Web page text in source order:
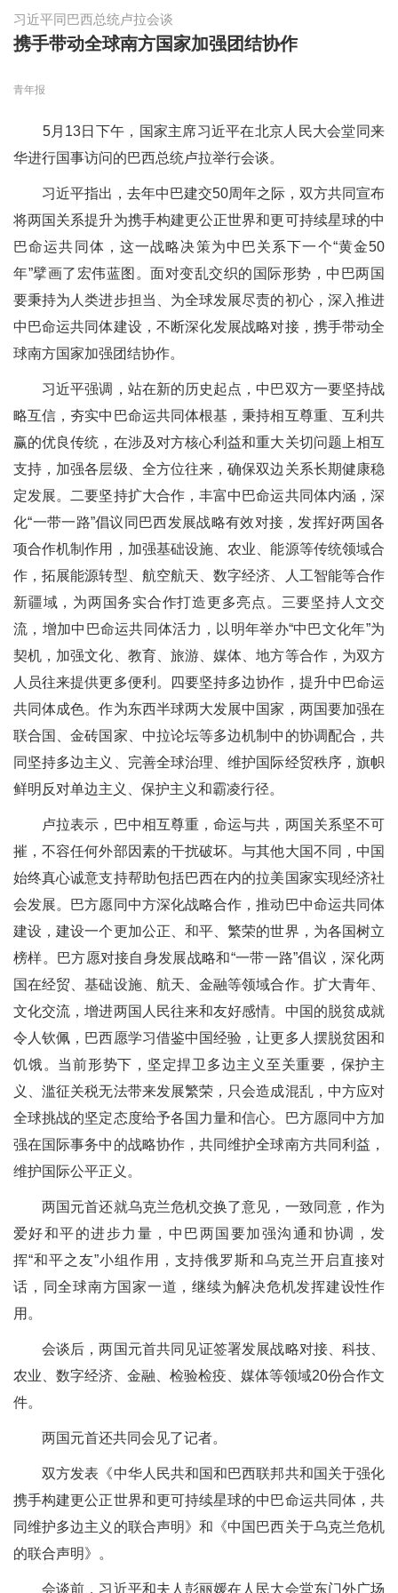
习近平同巴西总统卢拉会谈
携手带动全球南方国家加强团结协作
青年报
5月13日下午，国家主席习近平在北京人民大会堂同来
华进行国事访问的巴西总统卢拉举行会谈。
习近平指出，去年中巴建交50周年之际，双方共同宣布
将两国关系提升为携手构建更公正世界和更可持续星球的中
巴命运共同体，这一战略决策为中巴关系下一个“黄金50
年”擘画了宏伟蓝图。面对变乱交织的国际形势，中巴两国
要秉持为人类进步担当、为全球发展尽责的初心，深入推进
中巴命运共同体建设，不断深化发展战略对接，携手带动全
球南方国家加强团结协作。
习近平强调，站在新的历史起点，中巴双方一要坚持战
略互信，夯实中巴命运共同体根基，秉持相互尊重、互利共
赢的优良传统，在涉及对方核心利益和重大关切问题上相互
支持，加强各层级、全方位往来，确保双边关系长期健康稳
定发展。二要坚持扩大合作，丰富中巴命运共同体内涵，深
化“一带一路”倡议同巴西发展战略有效对接，发挥好两国各
项合作机制作用，加强基础设施、农业、能源等传统领域合
作，拓展能源转型、航空航天、数字经济、人工智能等合作
新疆域，为两国务实合作打造更多亮点。三要坚持人文交
流，增加中巴命运共同体活力，以明年举办“中巴文化年”为
契机，加强文化、教育、旅游、媒体、地方等合作，为双方
人员往来提供更多便利。四要坚持多边协作，提升中巴命运
共同体成色。作为东西半球两大发展中国家，两国要加强在
联合国、金砖国家、中拉论坛等多边机制中的协调配合，共
同坚持多边主义、完善全球治理、维护国际经贸秩序，旗帜
鲜明反对单边主义、保护主义和霸凌行径。
卢拉表示，巴中相互尊重，命运与共，两国关系坚不可
摧，不容任何外部因素的干扰破坏。与其他大国不同，中国
始终真心诚意支持帮助包括巴西在内的拉美国家实现经济社
会发展。巴方愿同中方深化战略合作，推动巴中命运共同体
建设，建设一个更加公正、和平、繁荣的世界，为各国树立
榜样。巴方愿对接自身发展战略和“一带一路”倡议，深化两
国在经贸、基础设施、航天、金融等领域合作。扩大青年、
文化交流，增进两国人民往来和友好感情。中国的脱贫成就
令人钦佩，巴西愿学习借鉴中国经验，让更多人摆脱贫困和
饥饿。当前形势下，坚定捍卫多边主义至关重要，保护主
义、滥征关税无法带来发展繁荣，只会造成混乱，中方应对
全球挑战的坚定态度给予各国力量和信心。巴方愿同中方加
强在国际事务中的战略协作，共同维护全球南方共同利益，
维护国际公平正义。
两国元首还就乌克兰危机交换了意见，一致同意，作为
爱好和平的进步力量，中巴两国要加强沟通和协调，发
挥“和平之友”小组作用，支持俄罗斯和乌克兰开启直接对
话，同全球南方国家一道，继续为解决危机发挥建设性作
用。
会谈后，两国元首共同见证签署发展战略对接、科技、
农业、数字经济、金融、检验检疫、媒体等领域20份合作文
件。
两国元首还共同会见了记者。
双方发表《中华人民共和国和巴西联邦共和国关于强化
携手构建更公正世界和更可持续星球的中巴命运共同体，共
同维护多边主义的联合声明》和《中国巴西关于乌克兰危机
的联合声明》。
会谈前，习近平和夫人彭丽媛在人民大会堂东门外广场